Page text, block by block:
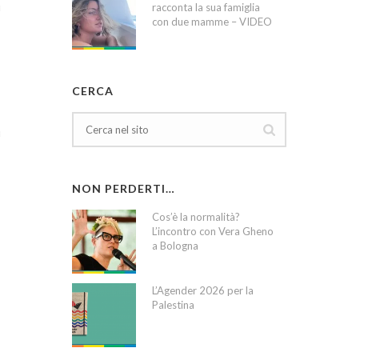
racconta la sua famiglia
con due mamme – VIDEO
CERCA
NON PERDERTI…
Cos’è la normalità?
L’incontro con Vera Gheno
a Bologna
L’Agender 2026 per la
Palestina